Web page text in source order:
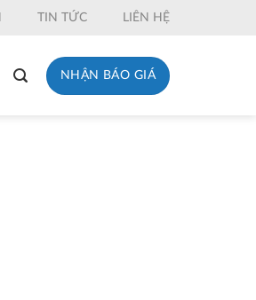
TIN TỨC LIÊN HỆ
NHẬN BÁO GIÁ